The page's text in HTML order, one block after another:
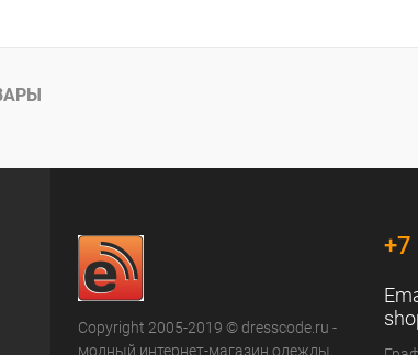
Copyright 2005-2019 © dresscode.ru -
модный интернет-магазин одежды,
+7